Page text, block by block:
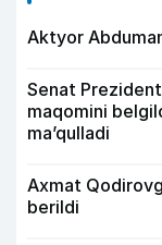
Aktyor
Senat
maqomini
ma’qulladi
Axmat
berildi